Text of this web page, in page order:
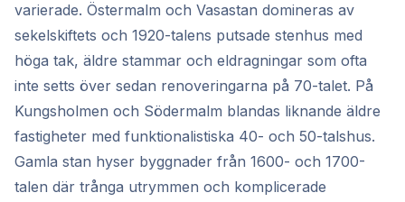
varierade. Östermalm och Vasastan domineras av
sekelskiftets och 1920-talens putsade stenhus med
höga tak, äldre stammar och eldragningar som ofta
inte setts över sedan renoveringarna på 70-talet. På
Kungsholmen och Södermalm blandas liknande äldre
fastigheter med funktionalistiska 40- och 50-talshus.
Gamla stan hyser byggnader från 1600- och 1700-
talen där trånga utrymmen och komplicerade